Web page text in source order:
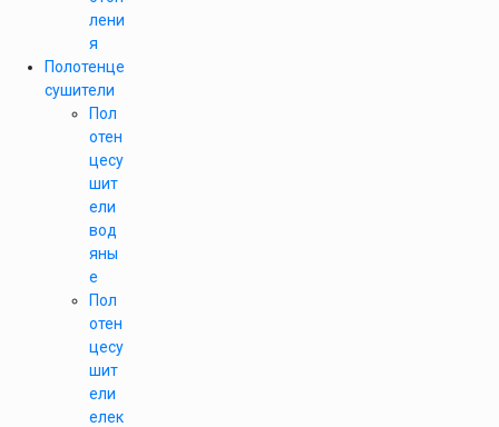
лени
я
Полотенце
сушители
Пол
отен
цесу
шит
ели
вод
яны
е
Пол
отен
цесу
шит
ели
елек